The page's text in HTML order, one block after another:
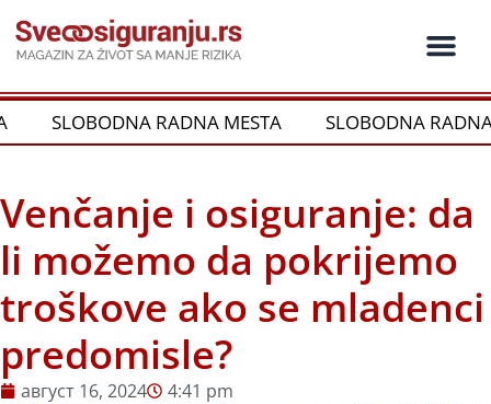
на
садржај
SLOBODNA RADNA MESTA SLOBODNA RADNA
Venčanje i osiguranje: da
li možemo da pokrijemo
troškove ako se mladenci
predomisle?
август 16, 2024 4:41 pm